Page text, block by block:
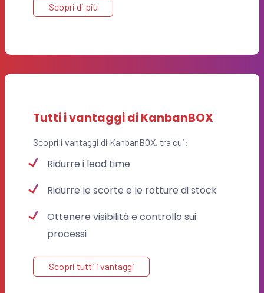
Scopri di più
Tutti i vantaggi di KanbanBOX
Scopri i vantaggi di KanbanBOX, tra cui:
Ridurre i lead time
Ridurre le scorte e le rotture di stock
Ottenere visibilità e controllo sui
processi
Scopri tutti i vantaggi